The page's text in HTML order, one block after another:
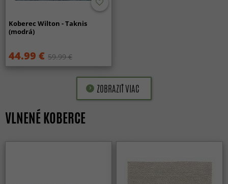
Koberec Wilton - Taknis
(modrá)
44.99 € 59.99 €
ZOBRAZIŤ VIAC
VLNENÉ KOBERCE